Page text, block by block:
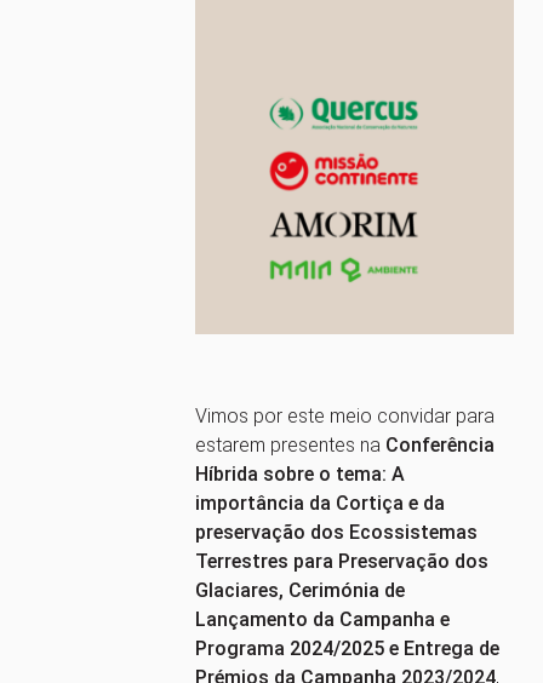
Vimos por este meio convidar para
estarem presentes na Conferência
Híbrida sobre o tema: A
importância da Cortiça e da
preservação dos Ecossistemas
Terrestres para Preservação dos
Glaciares, Cerimónia de
Lançamento da Campanha e
Programa 2024/2025 e Entrega de
Prémios da Campanha 2023/2024,